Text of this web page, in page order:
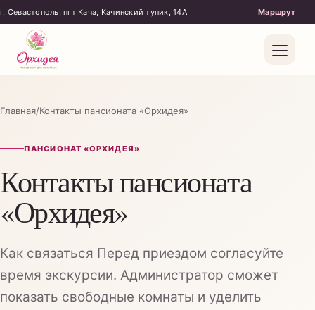
г. Севастополь, пгт Кача, Качинский тупик, 14А
Поддержка
Главная/Контакты пансионата «Орхидея»
ПАНСИОНАТ «ОРХИДЕЯ»
Контакты пансионата
«Орхидея»
Как связаться Перед приездом согласуйте
время экскурсии. Администратор сможет
показать свободные комнаты и уделить